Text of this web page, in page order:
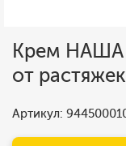
Крем НАША
от
Артикул: